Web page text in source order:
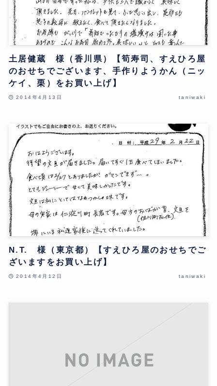
土居健蔵 様（香川県）【筍寿司、すえひろ屋
のおせちでございます、手作りようかん（ニッ
ケイ、栗）をお買い上げ】
2014年4月13日 taniwaki
N.T. 様（東京都）【すえひろ屋のおせちでご
ざいますをお買い上げ】
2014年4月12日 taniwaki